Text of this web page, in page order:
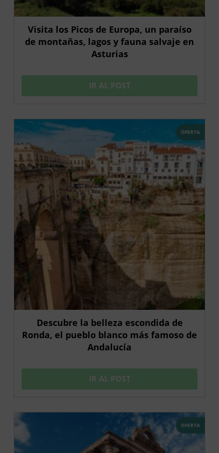
Visita los Picos de Europa, un paraíso
de montañas, lagos y fauna salvaje en
Asturias
IR AL POST
OFERTA
Descubre la belleza escondida de
Ronda, el pueblo blanco más famoso de
Andalucía
IR AL POST
OFERTA